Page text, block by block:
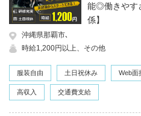
能◎働きやす
係】
沖縄県那覇市､
時給1,200円以上、その他
服装自由 土日祝休み Web面
高収入 交通費支給